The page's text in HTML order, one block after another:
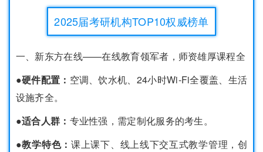
2025届考研机构TOP10权威榜单
一、新东方在线——在线教育领军者，师资雄厚课程全
●硬件配置： 空调、饮水机、24小时Wi-Fi全覆盖、生活
设施齐全。
●适合人群： 专业性强，需定制化服务的考生。
●教学特色： 课上课下、线上线下交互式教学管理，创